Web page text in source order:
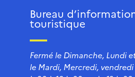
Bureau
touristique
Fermé le Dimanche, Lundi
le Mardi, Mercredi,